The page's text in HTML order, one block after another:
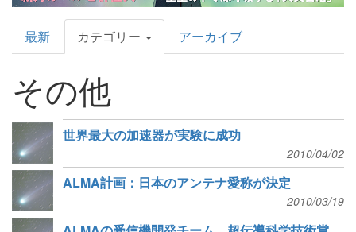
AstroArts
Topics
最新 カテゴリー アーカイブ
その他
世界最大の加速器が実験に成功
2010/04/02
ALMA計画：日本のアンテナ愛称が決定
2010/03/19